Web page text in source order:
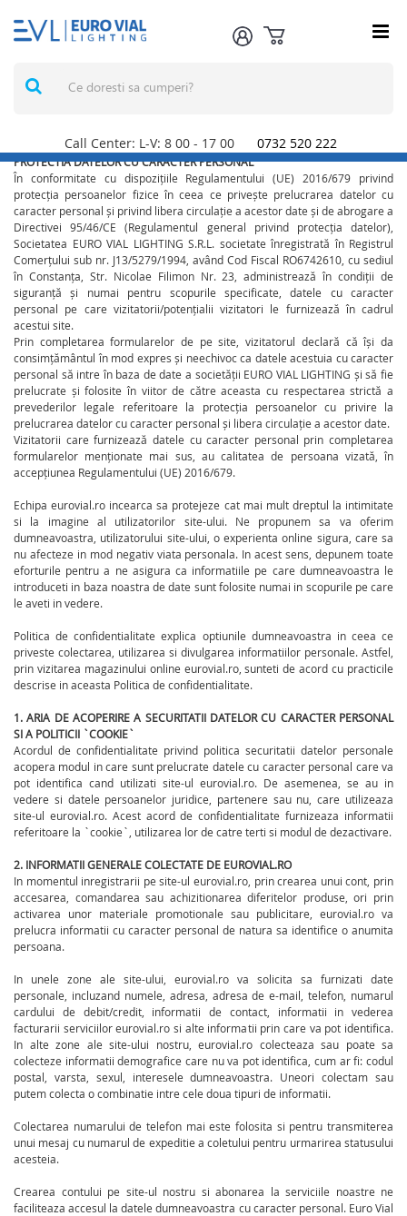
Call Center: L-V: 8 00 - 17 00 0732 520 222
PROTECTIA DATELOR CU CARACTER PERSONAL
În conformitate cu dispozițiile Regulamentului (UE) 2016/679 privind
protecția persoanelor fizice în ceea ce privește prelucrarea datelor cu
caracter personal și privind libera circulație a acestor date și de abrogare a
Directivei 95/46/CE (Regulamentul general privind protecția datelor),
Societatea EURO VIAL LIGHTING S.R.L. societate înregistrată în Registrul
Comerțului sub nr. J13/5279/1994, având Cod Fiscal RO6742610, cu sediul
în Constanța, Str. Nicolae Filimon Nr. 23, administrează în condiții de
siguranță și numai pentru scopurile specificate, datele cu caracter
personal pe care vizitatorii/potențialii vizitatori le furnizează în cadrul
acestui site.
Prin completarea formularelor de pe site, vizitatorul declară că își da
consimțământul în mod expres și neechivoc ca datele acestuia cu caracter
personal să intre în baza de date a societății EURO VIAL LIGHTING și să fie
prelucrate și folosite în viitor de către aceasta cu respectarea strictă a
prevederilor legale referitoare la protecția persoanelor cu privire la
prelucrarea datelor cu caracter personal și libera circulație a acestor date.
Vizitatorii care furnizează datele cu caracter personal prin completarea
formularelor menționate mai sus, au calitatea de persoana vizată, în
accepțiunea Regulamentului (UE) 2016/679.
Echipa eurovial.ro incearca sa protejeze cat mai mult dreptul la intimitate
si la imagine al utilizatorilor site-ului. Ne propunem sa va oferim
dumneavoastra, utilizatorului site-ului, o experienta online sigura, care sa
nu afecteze in mod negativ viata personala. In acest sens, depunem toate
eforturile pentru a ne asigura ca informatiile pe care dumneavoastra le
introduceti in baza noastra de date sunt folosite numai in scopurile pe care
le aveti in vedere.
Politica de confidentialitate explica optiunile dumneavoastra in ceea ce
priveste colectarea, utilizarea si divulgarea informatiilor personale. Astfel,
prin vizitarea magazinului online eurovial.ro, sunteti de acord cu practicile
descrise in aceasta Politica de confidentialitate.
1. ARIA DE ACOPERIRE A SECURITATII DATELOR CU CARACTER PERSONAL
SI A POLITICII `COOKIE`
Acordul de confidentialitate privind politica securitatii datelor personale
acopera modul in care sunt prelucrate datele cu caracter personal care va
pot identifica cand utilizati site-ul eurovial.ro. De asemenea, se au in
vedere si datele persoanelor juridice, partenere sau nu, care utilizeaza
site-ul eurovial.ro. Acest acord de confidentialitate furnizeaza informatii
referitoare la `cookie`, utilizarea lor de catre terti si modul de dezactivare.
2. INFORMATII GENERALE COLECTATE DE EUROVIAL.RO
In momentul inregistrarii pe site-ul eurovial.ro, prin crearea unui cont, prin
accesarea, comandarea sau achizitionarea diferitelor produse, ori prin
activarea unor materiale promotionale sau publicitare, eurovial.ro va
prelucra informatii cu caracter personal de natura sa identifice o anumita
persoana.
In unele zone ale site-ului, eurovial.ro va solicita sa furnizati date
personale, incluzand numele, adresa, adresa de e-mail, telefon, numarul
cardului de debit/credit, informatii de contact, informatii in vederea
facturarii serviciilor eurovial.ro si alte informatii prin care va pot identifica.
In alte zone ale site-ului nostru, eurovial.ro colecteaza sau poate sa
colecteze informatii demografice care nu va pot identifica, cum ar fi: codul
postal, varsta, sexul, interesele dumneavoastra. Uneori colectam sau
putem colecta o combinatie intre cele doua tipuri de informatii.
Colectarea numarului de telefon mai este folosita si pentru transmiterea
unui mesaj cu numarul de expeditie a coletului pentru urmarirea statusului
acesteia.
Crearea contului pe site-ul nostru si abonarea la serviciile noastre ne
faciliteaza accesul la datele dumneavoastra cu caracter personal. Euro Vial